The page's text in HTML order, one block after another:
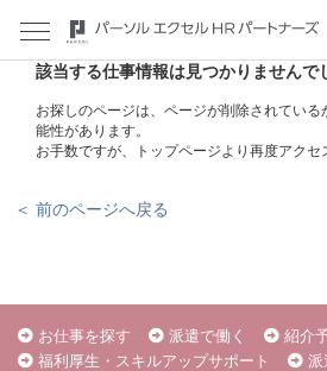
該当する仕事情報は見つかりませんで
お探しのページは、ページが削除されてい
能性があります。
お手数ですが、トップページより再度アクセ
＜ 前のページへ戻る
お仕事を探す 派遣で働く
紹介
福利厚生・スキルアップサポート
派